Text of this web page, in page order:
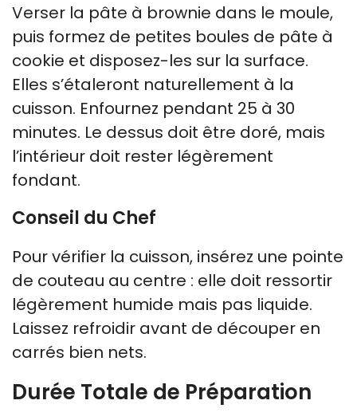
Verser la pâte à brownie dans le moule,
puis formez de petites boules de pâte à
cookie et disposez-les sur la surface.
Elles s’étaleront naturellement à la
cuisson. Enfournez pendant 25 à 30
minutes. Le dessus doit être doré, mais
l’intérieur doit rester légèrement
fondant.
Conseil du Chef
Pour vérifier la cuisson, insérez une pointe
de couteau au centre : elle doit ressortir
légèrement humide mais pas liquide.
Laissez refroidir avant de découper en
carrés bien nets.
Durée Totale de Préparation